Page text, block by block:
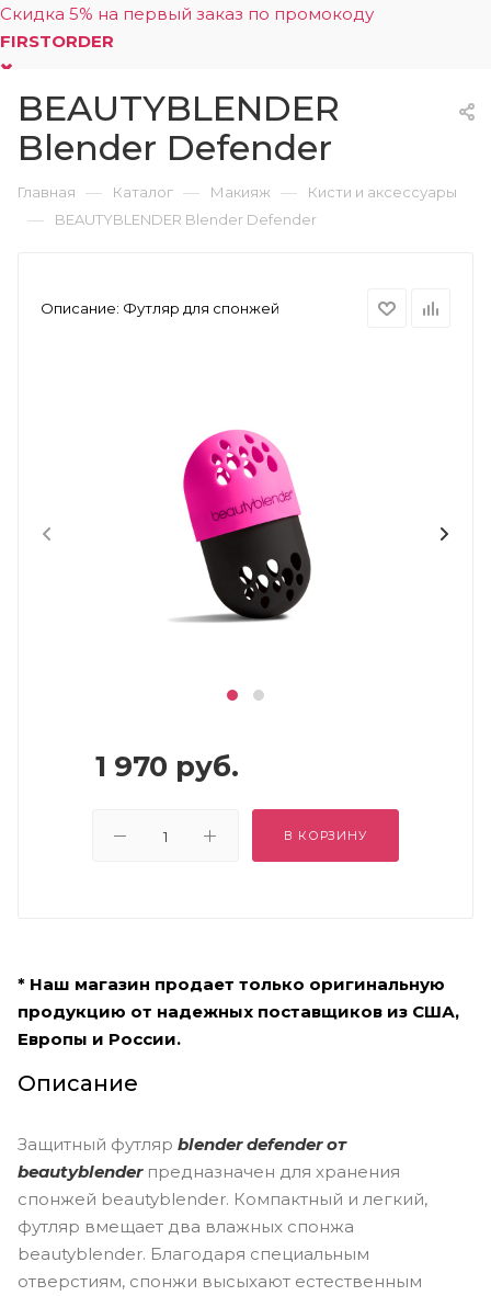
Скидка 5% на первый заказ по промокоду
FIRSTORDER
0
BEAUTYBLENDER
Blender Defender
Главная — Каталог — Макияж — Кисти и аксессуары
— BEAUTYBLENDER Blender Defender
Описание: Футляр для спонжей
1 970 руб.
В КОРЗИНУ
* Наш магазин продает только оригинальную
продукцию от надежных поставщиков из США,
Европы и России.
Описание
Защитный футляр blender defender от
beautyblenderпредназначен для хранения
спонжей beautyblender. Компактный и легкий,
футляр вмещает два влажных спонжа
beautyblender. Благодаря специальным
отверстиям, спонжи высыхают естественным